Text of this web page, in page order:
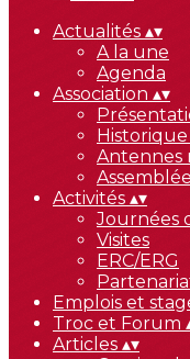
Actualités ▴▾
A la une
Agenda
Association ▴▾
Antennes
Activités ▴▾
Journées
Visites
ERC/ERG
Emplois et
Troc et Forum
Articles ▴▾